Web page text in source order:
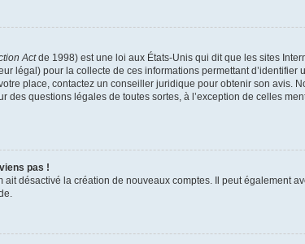
Actde 1998) est une loi aux États-Unis qui dit que les sites
légal) pour la collecte de ces informations permettant
place, contactez un conseiller juridique pour obtenir son avis.
des questions légales de toutes sortes, à l’exception de celles
pas !
ait désactivé la création de nouveaux comptes. Il peut également